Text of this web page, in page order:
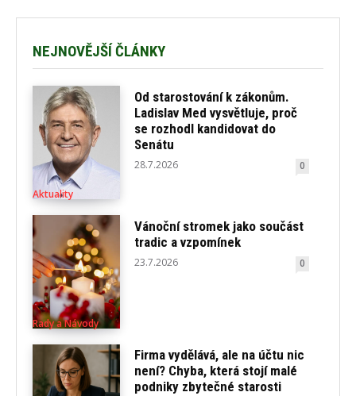
NEJNOVĚJŠÍ ČLÁNKY
Aktuality
Od starostování k zákonům.
Ladislav Med vysvětluje, proč
se rozhodl kandidovat do
Senátu
28.7.2026 0
Rady a Návody
Vánoční stromek jako součást
tradic a vzpomínek
23.7.2026 0
Firma vydělává, ale na účtu nic
není? Chyba, která stojí malé
podniky zbytečné starosti